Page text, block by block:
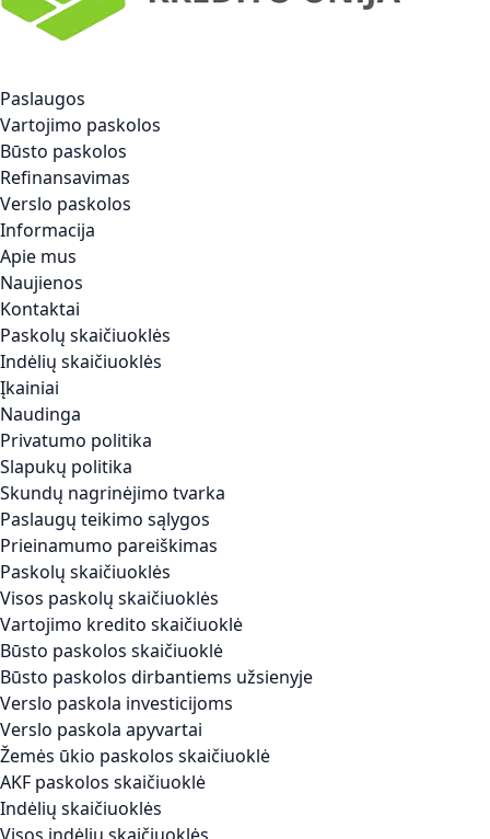
Paslaugos
Vartojimo paskolos
Būsto paskolos
Refinansavimas
Verslo paskolos
Informacija
Apie mus
Naujienos
Kontaktai
Paskolų skaičiuoklės
Indėlių skaičiuoklės
Įkainiai
Naudinga
Privatumo politika
Slapukų politika
Skundų nagrinėjimo tvarka
Paslaugų teikimo sąlygos
Prieinamumo pareiškimas
Paskolų skaičiuoklės
Visos paskolų skaičiuoklės
Vartojimo kredito skaičiuoklė
Būsto paskolos skaičiuoklė
Būsto paskolos dirbantiems užsienyje
Verslo paskola investicijoms
Verslo paskola apyvartai
Žemės ūkio paskolos skaičiuoklė
AKF paskolos skaičiuoklė
Indėlių skaičiuoklės